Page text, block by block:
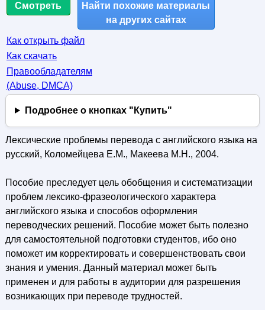
Смотреть
Найти похожие материалы
на других сайтах
Как открыть файл
Как скачать
Правообладателям
(Abuse, DMСA)
Подробнее о кнопках "Купить"
Лексические проблемы перевода с английского языка на
русский, Коломейцева Е.M., Макеева М.Н., 2004.
Пособие преследует цель обобщения и систематизации
проблем лексико-фразеологического характера
английского языка и способов оформления
переводческих решений. Пособие может быть полезно
для самостоятельной подготовки студентов, ибо оно
поможет им корректировать и совершенствовать свои
знания и умения. Данный материал может быть
применен и для работы в аудитории для разрешения
возникающих при переводе трудностей.